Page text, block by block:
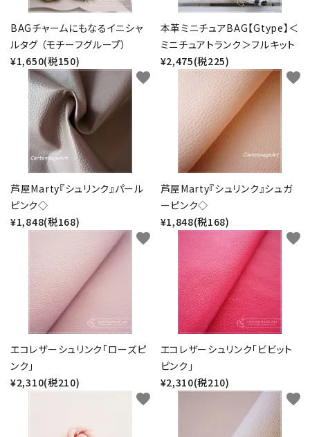
BAGチャームにもなるイニシャ
ルタグ （モチーフグループ）
¥1,650(税150)
本革ミニチュアBAG【Gtype】＜
ミニチュアトランク＞フルキット
¥2,475(税225)
芦屋Marty『シュリンク』パール
ピンク◇
¥1,848(税168)
favorite
芦屋Marty『シュリンク』シュガ
ーピンク◇
¥1,848(税168)
favorite
エコレザーシュリンク「ローズピ
ンク」
¥2,310(税210)
favorite
エコレザーシュリンク「ビビット
ピンク」
¥2,310(税210)
favorite
favorite favorite